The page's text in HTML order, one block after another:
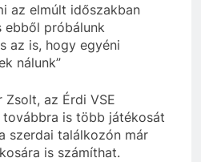
az elmúlt időszakban
ebből próbálunk
az is, hogy egyéni
nálunk”
az Érdi VSE
is több játékosát
szerdai találkozón már
is számíthat.